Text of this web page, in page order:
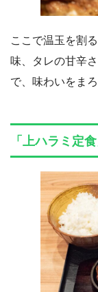
ここで温玉を割
味、タレの甘辛
で、味わいをま
「上ハラミ定